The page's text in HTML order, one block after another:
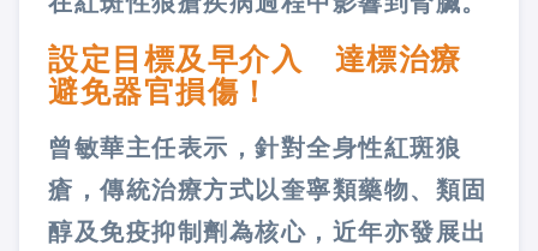
設定目標及早介入 達標治療
避免器官損傷！
曾敏華主任表示，針對全身性紅斑狼
瘡，傳統治療方式以奎寧類藥物、類固
醇及免疫抑制劑為核心，近年亦發展出